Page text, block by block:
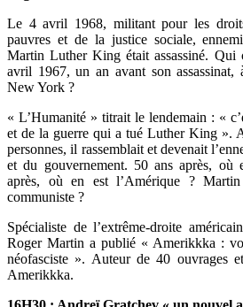
Le 4 avril 1968, militant pour les
pauvres et de la justice sociale,
Martin Luther King était assassiné. Qui
avril 1967, un an avant son assassinat,
New York ?
« L’Humanité » titrait le lendemain : «
et de la guerre qui a tué Luther King ».
personnes, il rassemblait et devenait
et du gouvernement. 50 ans après, où
après, où en est l’Amérique ?
communiste ?
Spécialiste de l’extrême-droite
Roger Martin a publié « Amerikkka :
néofasciste ». Auteur de 40 ouvrages
Amerikkka.